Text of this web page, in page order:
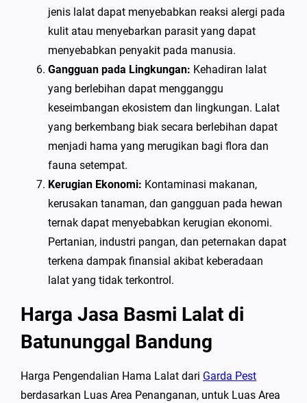
jenis lalat dapat menyebabkan reaksi alergi pada
kulit atau menyebarkan parasit yang dapat
menyebabkan penyakit pada manusia.
Gangguan pada Lingkungan: Kehadiran lalat
yang berlebihan dapat mengganggu
keseimbangan ekosistem dan lingkungan. Lalat
yang berkembang biak secara berlebihan dapat
menjadi hama yang merugikan bagi flora dan
fauna setempat.
Kerugian Ekonomi: Kontaminasi makanan,
kerusakan tanaman, dan gangguan pada hewan
ternak dapat menyebabkan kerugian ekonomi.
Pertanian, industri pangan, dan peternakan dapat
terkena dampak finansial akibat keberadaan
lalat yang tidak terkontrol.
Harga Jasa Basmi Lalat di
Batununggal Bandung
Harga Pengendalian Hama Lalat dari Garda Pest
berdasarkan Luas Area Penanganan, untuk Luas Area